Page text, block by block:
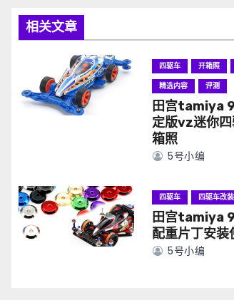
相关文章
四驱车 开箱照
精选内容
评测
田宫tamiya
定版vz迷你
箱照
5号小编
四驱车 四驱车改装
田宫tamiya
配重片丁安装
5号小编